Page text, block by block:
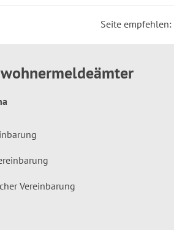
Seite empfehlen:
Vereinbarung